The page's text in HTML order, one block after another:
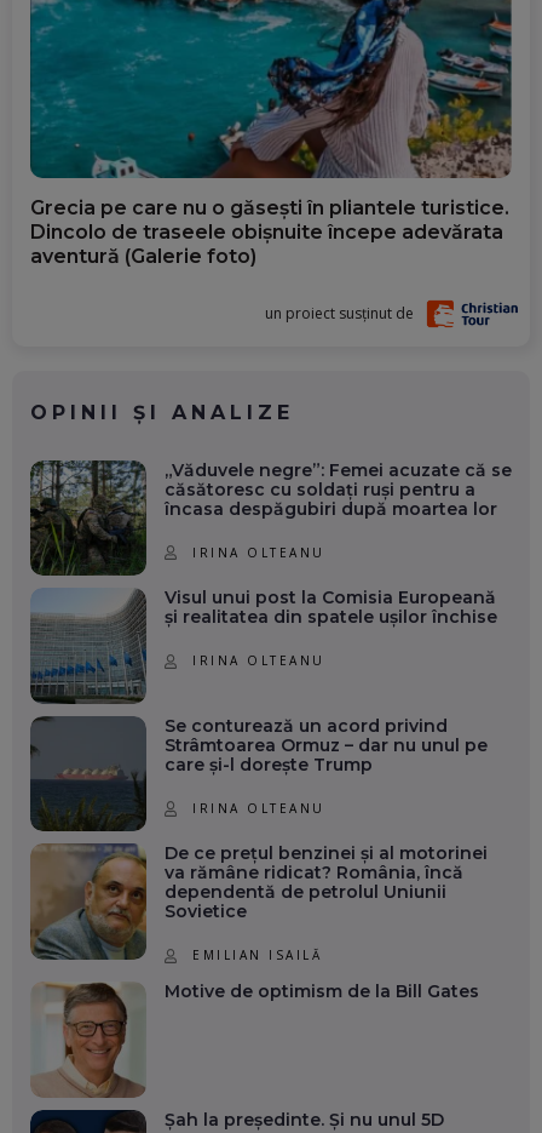
Grecia pe care nu o găsești în pliantele turistice.
Dincolo de traseele obișnuite începe adevărata
aventură (Galerie foto)
un proiect susținut de
OPINII ȘI ANALIZE
„Văduvele negre”: Femei acuzate că se
căsătoresc cu soldați ruși pentru a
încasa despăgubiri după moartea lor
IRINA OLTEANU
Visul unui post la Comisia Europeană
și realitatea din spatele ușilor închise
IRINA OLTEANU
Se conturează un acord privind
Strâmtoarea Ormuz – dar nu unul pe
care și-l dorește Trump
IRINA OLTEANU
De ce prețul benzinei și al motorinei
va rămâne ridicat? România, încă
dependentă de petrolul Uniunii
Sovietice
EMILIAN ISAILĂ
Motive de optimism de la Bill Gates
Șah la președinte. Și nu unul 5D